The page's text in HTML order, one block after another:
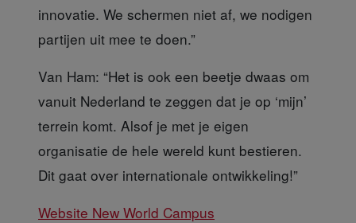
innovatie. We schermen niet af, we nodigen
partijen uit mee te doen.”
Van Ham: “Het is ook een beetje dwaas om
vanuit Nederland te zeggen dat je op ‘mijn’
terrein komt. Alsof je met je eigen
organisatie de hele wereld kunt bestieren.
Dit gaat over internationale ontwikkeling!”
Website New World Campus